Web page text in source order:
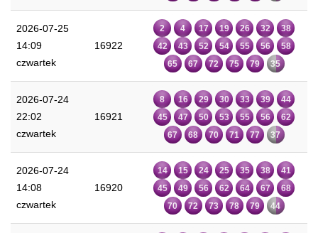
2026-07-25
14:09
czwartek
16922
2 4 17 19 26 32
38
42
43 52 54 55 56
58
65
67 72 75 79 35
2026-07-24
22:02
czwartek
16921
8 16 29 30 33 39
44
45
47 50 53 55 56
62
67
68 70 71 77 37
2026-07-24
14:08
czwartek
16920
14 15 24 25 35 38
41
45
49 56 62 64 67
68
70
72 73 78 79 44